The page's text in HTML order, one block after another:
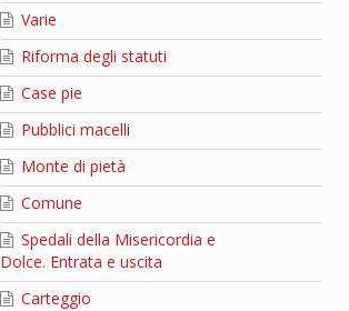
Varie
Riforma degli statuti
Case pie
Pubblici macelli
Monte di pietà
Comune
Spedali della Misericordia e
Dolce. Entrata e uscita
Carteggio